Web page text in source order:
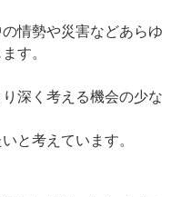
情勢や災害などあらゆ
す。
深く考える機会の少な
と考えています。